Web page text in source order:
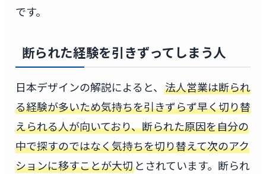
です。
断られた経験を引きずってしまう人
日本デザインの解説によると、 法人営業は断られ
る経験が多いため気持ちを引きずらず早く切り替
えられる人が向いており、断られた原因を自分の
中で探すのではなく気持ちを切り替えて次のアク
ションに移すことが大切とされています。断られ